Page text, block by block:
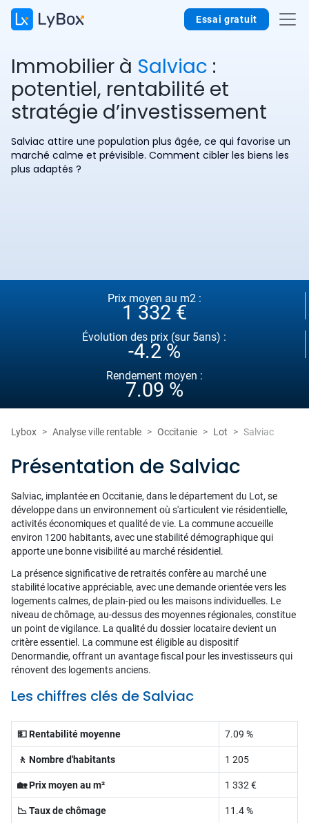
Essai gratuit
Immobilier à Salviac :
potentiel, rentabilité et
stratégie d’investissement
Salviac attire une population plus âgée, ce qui favorise un
marché calme et prévisible. Comment cibler les biens les
plus adaptés ?
Prix moyen au m2 :
1 332 €
Évolution des prix (sur 5ans) :
-4.2 %
Rendement moyen :
7.09 %
Lybox Analyse ville rentable Occitanie Lot Salviac
Présentation de Salviac
Salviac, implantée en Occitanie, dans le département du Lot, se
développe dans un environnement où s'articulent vie résidentielle,
activités économiques et qualité de vie. La commune accueille
environ 1200 habitants, avec une stabilité démographique qui
apporte une bonne visibilité au marché résidentiel.
La présence significative de retraités confère au marché une
stabilité locative appréciable, avec une demande orientée vers les
logements calmes, de plain-pied ou les maisons individuelles. Le
niveau de chômage, au-dessus des moyennes régionales, constitue
un point de vigilance. La qualité du dossier locataire devient un
critère essentiel. La commune est éligible au dispositif
Denormandie, offrant un avantage fiscal pour les investisseurs qui
rénovent des logements anciens.
Les chiffres clés de Salviac
💵 Rentabilité moyenne 7.09 %
🚶 Nombre d'habitants 1 205
🏡 Prix moyen au m² 1 332 €
📉 Taux de chômage 11.4 %